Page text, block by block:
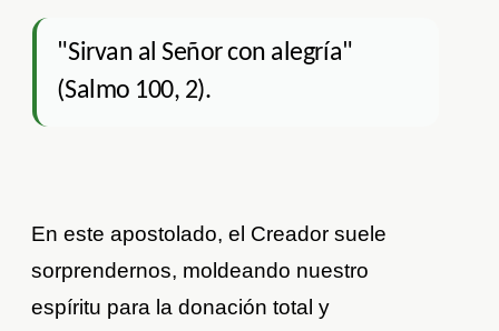
"Sirvan al Señor con alegría"
(Salmo 100, 2).
En este apostolado, el Creador suele
sorprendernos, moldeando nuestro
espíritu para la donación total y